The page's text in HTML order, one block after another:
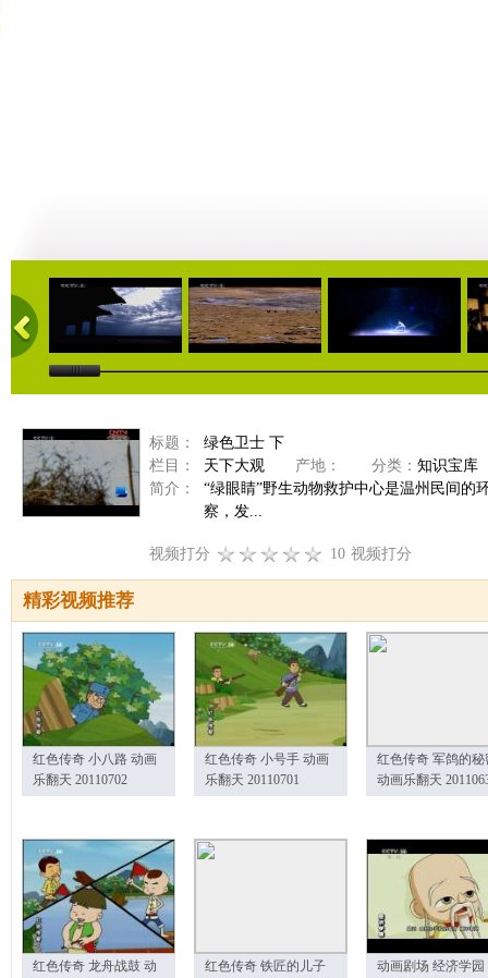
07:58 07:58 00:30
标题：
绿色卫士 下
栏目：
天下大观 产地： 分类： 知识宝库
简介：
“绿眼睛”野生动物救护中心是温州民间的
察，发...
视频打分 10 视频打分
精彩视频推荐
红色传奇 小八路 动画
乐翻天 20110702
红色传奇 小号手 动画
乐翻天 20110701
红色传奇 军鸽的秘
动画乐翻天
红色传奇 龙舟战鼓 动
红色传奇 铁匠的儿子
动画剧场 经济学园